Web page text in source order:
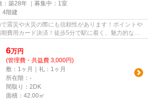
：築28年 ｜募集中： 1室
4階建
震災や火災の際にも信頼性があります！ポイントや
費用カード決済！徒歩5分で駅に着く、魅力的な物
6万円
(管理費・共益費 3,000円)
敷：1ヶ月｜礼：1ヶ月
所在階：-
間取り：2DK
面積：42.00㎡